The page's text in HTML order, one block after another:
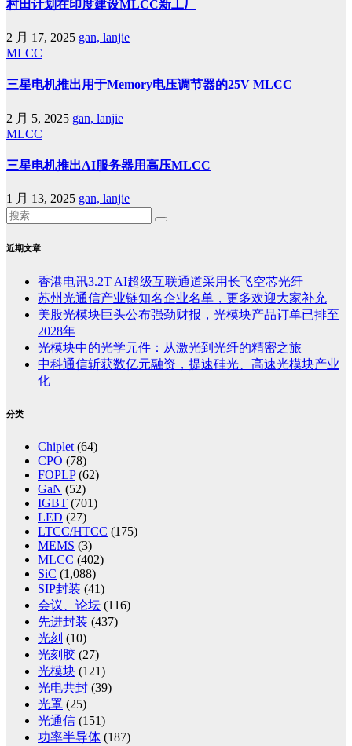
村田计划在印度建设MLCC新工厂
2 月 17, 2025 gan, lanjie
MLCC
三星电机推出用于Memory电压调节器的25V MLCC
2 月 5, 2025 gan, lanjie
MLCC
三星电机推出AI服务器用高压MLCC
1 月 13, 2025 gan, lanjie
近期文章
香港电讯3.2T AI超级互联通道采用长飞空芯光纤
苏州光通信产业链知名企业名单，更多欢迎大家补充
美股光模块巨头公布强劲财报，光模块产品订单已排至
2028年
光模块中的光学元件：从激光到光纤的精密之旅
中科通信斩获数亿元融资，提速硅光、高速光模块产业
化
分类
Chiplet (64)
CPO (78)
FOPLP(62)
GaN (52)
IGBT (701)
LED (27)
LTCC/HTCC (175)
MEMS (3)
MLCC (402)
SiC (1,088)
SIP封装 (41)
会议、论坛 (116)
先进封装 (437)
光刻 (10)
光刻胶 (27)
光模块 (121)
光电共封 (39)
光罩 (25)
光通信 (151)
功率半导体 (187)